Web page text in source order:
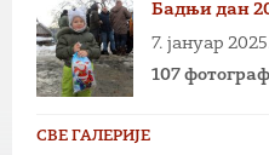
Бадњи дан
7. јануар
107
СВЕ ГАЛЕРИЈЕ